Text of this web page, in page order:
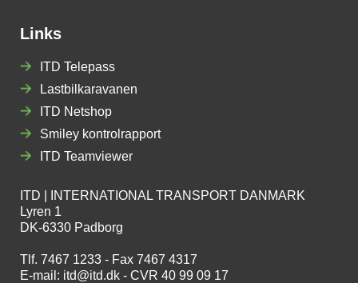
Links
ITD Telepass
Lastbilkaravanen
ITD Netshop
Smiley kontrolrapport
ITD Teamviewer
ITD | INTERNATIONAL TRANSPORT DANMARK
Lyren 1
DK-6330 Padborg
Tlf. 7467 1233 - Fax 7467 4317
E-mail: itd@itd.dk - CVR 40 99 09 17